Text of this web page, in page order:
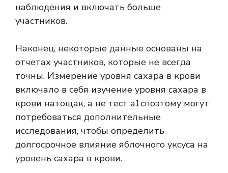
наблюдения и включать больше
участников.
Наконец, некоторые данные основаны на
отчетах участников, которые не всегда
точны. Измерение уровня сахара в крови
включало в себя изучение уровня сахара в
крови натощак, а не тест a1cпоэтому могут
потребоваться дополнительные
исследования, чтобы определить
долгосрочное влияние яблочного уксуса на
уровень сахара в крови.